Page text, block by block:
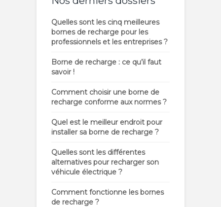
Quelles sont les cinq meilleures
bornes de recharge pour les
professionnels et les entreprises ?
Borne de recharge : ce qu’il faut
savoir !
Comment choisir une borne de
recharge conforme aux normes ?
Quel est le meilleur endroit pour
installer sa borne de recharge ?
Quelles sont les différentes
alternatives pour recharger son
véhicule électrique ?
Comment fonctionne les bornes
de recharge ?